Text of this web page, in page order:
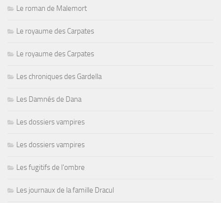
Le roman de Malemort
Le royaume des Carpates
Le royaume des Carpates
Les chroniques des Gardella
Les Damnés de Dana
Les dossiers vampires
Les dossiers vampires
Les fugitifs de l'ombre
Les journaux de la famille Dracul